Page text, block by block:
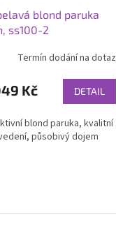
blond paruka
ss100-2
Termín dodání na dotaz
Kč DETAIL
blond paruka, kvalitní
působivý dojem